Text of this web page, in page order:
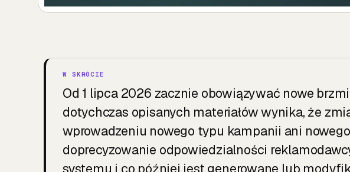
Od 1 lipca 2026 zacznie obowiązywać nowe
dotychczas opisanych materiałów wynika, że
wprowadzeniu nowego typu kampanii ani
doprecyzowanie odpowiedzialności
systemu i co później jest generowane lub